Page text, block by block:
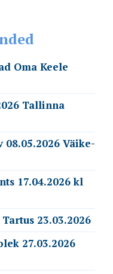
Oma Keele
Tallinna
08.05.2026 Väike-
17.04.2026 kl
23.03.2026
27.03.2026